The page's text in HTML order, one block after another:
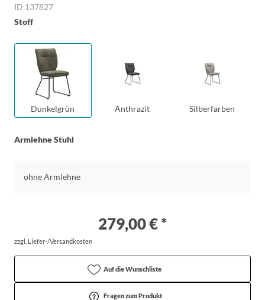
ID 137827
Stoff
Dunkelgrün Anthrazit Silberfarben
Armlehne Stuhl
ohne Armlehne
279,00 € *
zzgl. Liefer-/Versandkosten
Auf die Wunschliste
Fragen zum Produkt